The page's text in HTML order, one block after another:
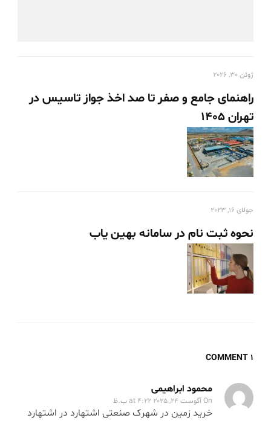
ژوئن 30, 2026
راهنمای جامع و صفر تا صد اخذ جواز تاسیس در
تهران 1405
جولای 16, 2023
نحوه ثبت نام در سامانه بهین یاب
1 COMMENT
محمود ابراهیمی
On آگوست 24, 2025 at 4:22 ب.ظ
خرید زمین در شهرک صنعتی اشتهارد در اشتهارد